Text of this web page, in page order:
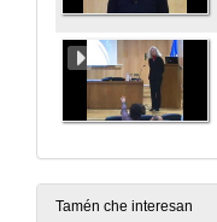
Tamén che interesan